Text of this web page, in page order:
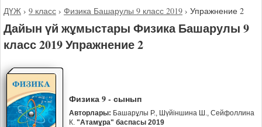
ДҮЖ › 9 класс › Физика Башарулы 9 класс 2019 › Упражнение 2
Дайын үй жұмыстары Физика Башарулы 9
класс 2019 Упражнение 2
Физика 9 - сынып
Авторлары: Башарұлы Р., Шүйіншина Ш., Сейфоллина
К. "Атамұра" баспасы 2019